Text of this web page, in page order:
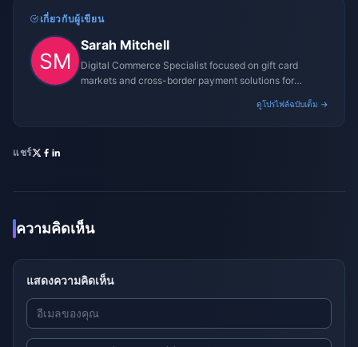
เกี่ยวกับผู้เขียน
Sarah Mitchell
Digital Commerce Specialist focused on gift card
markets and cross-border payment solutions for
ดูโปรไฟล์ฉบับเต็ม →
แชร์
ความคิดเห็น
แสดงความคิดเห็น